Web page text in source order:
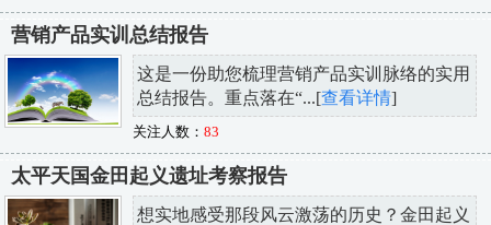
营销产品实训总结报告
这是一份助您梳理营销产品实训脉络的实用
总结报告。重点落在“...[查看详情]
关注人数： 83
太平天国金田起义遗址考察报告
想实地感受那段风云激荡的历史？金田起义